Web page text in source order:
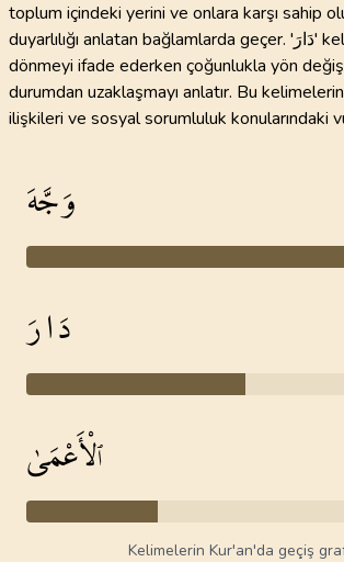
toplum içindeki yerini ve onlara karşı sahip
duyarlılığı anlatan bağlamlarda geçer. 'دَارَ' kelimesi ise,
dönmeyi ifade ederken çoğunlukla yön
durumdan uzaklaşmayı anlatır. Bu kelimelerin
ilişkileri ve sosyal sorumluluk konularındaki
وَجَّهَ
دَارَ
ٱلْأَعْمَىٰ
Kelimelerin Kur'an'da geçiş